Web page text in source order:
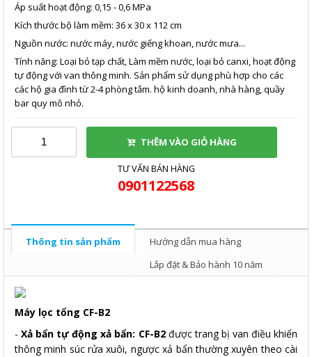
Áp suất hoạt động: 0,15 - 0,6 MPa
Kích thước bộ làm mềm: 36 x 30 x 112 cm
Nguồn nước: nước máy, nước giếng khoan, nước mưa...
Tính năng: Loại bỏ tạp chất, Làm mềm nước, loại bỏ canxi, hoạt động
tự động với van thông minh. Sản phẩm sử dụng phù hợp cho các
các hộ gia đình từ 2-4 phòng tắm. hộ kinh doanh, nhà hàng, quầy
bar quy mô nhỏ.
THÊM VÀO GIỎ HÀNG
TƯ VẤN BÁN HÀNG
0901122568
Thông tin sản phẩm
Hướng dẫn mua hàng
Lắp đặt & Bảo hành 10 năm
Máy lọc tổng CF-B2
- Xả bẩn tự động xả bẩn: CF-B2được trang bị van điều khiển
thông minh súc rửa xuôi, ngược xả bẩn thường xuyên theo cài